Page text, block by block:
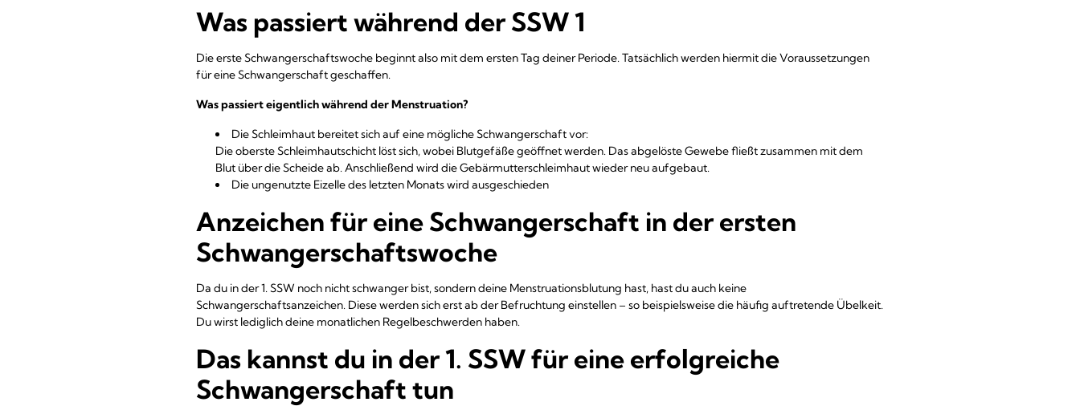
Was passiert während der SSW 1
Die erste Schwangerschaftswoche beginnt also mit dem ersten Tag deiner Periode. Tatsächlich werden hiermit die Voraussetzungen
für eine Schwangerschaft geschaffen.
Was passiert eigentlich während der Menstruation?
Die Schleimhaut bereitet sich auf eine mögliche Schwangerschaft vor:
Die oberste Schleimhautschicht löst sich, wobei Blutgefäße geöffnet werden. Das abgelöste Gewebe fließt zusammen mit dem
Blut über die Scheide ab. Anschließend wird die Gebärmutterschleimhaut wieder neu aufgebaut.
Die ungenutzte Eizelle des letzten Monats wird ausgeschieden
Anzeichen für eine Schwangerschaft in der ersten
Schwangerschaftswoche
Da du in der 1. SSW noch nicht schwanger bist, sondern deine Menstruationsblutung hast, hast du auch keine
Schwangerschaftsanzeichen. Diese werden sich erst ab der Befruchtung einstellen – so beispielsweise die häufig auftretende Übelkeit.
Du wirst lediglich deine monatlichen Regelbeschwerden haben.
Das kannst du in der 1. SSW für eine erfolgreiche
Schwangerschaft tun